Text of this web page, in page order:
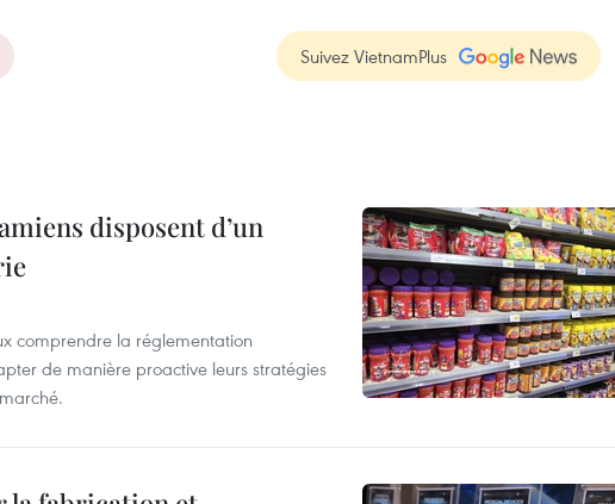
Suivez VietnamPlus
disposent d’un
comprendre la réglementation
de manière proactive leurs stratégies